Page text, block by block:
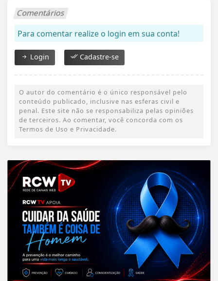
Comentários
Para comentar realize o login em sua conta!
Login Cadastre-se
O autor do comentário é o único responsável pelo
conteúdo publicado, inclusive nas esferas civil e
penal. Este site não se responsabiliza pelas opiniões
de terceiros. Ao comentar, você concorda com os
Termos de Uso e Privacidade.